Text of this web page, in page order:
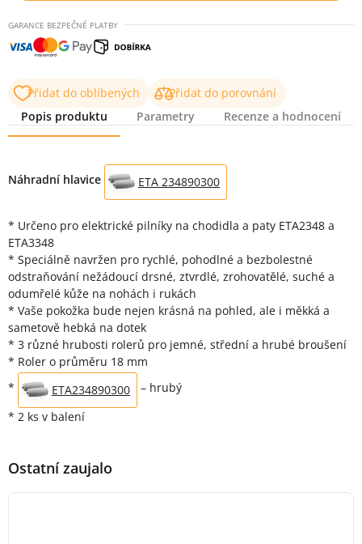
GARANCE BEZPEČNÉ PLATBY
Přidat do oblíbených
Přidat do porovnání
Popis produktu
Parametry Recenze a hodnocení
Náhradní hlavice ETA 234890300
* Určeno pro elektrické pilníky na chodidla a paty ETA2348 a
ETA3348
* Speciálně navržen pro rychlé, pohodlné a bezbolestné
odstraňování nežádoucí drsné, ztvrdlé, zrohovatělé, suché a
odumřelé kůže na nohách i rukách
* Vaše pokožka bude nejen krásná na pohled, ale i měkká a
sametově hebká na dotek
* 3 různé hrubosti rolerů pro jemné, střední a hrubé broušení
* Roler o průměru 18 mm
*
ETA234890300
– hrubý
* 2 ks v balení
Ostatní zaujalo